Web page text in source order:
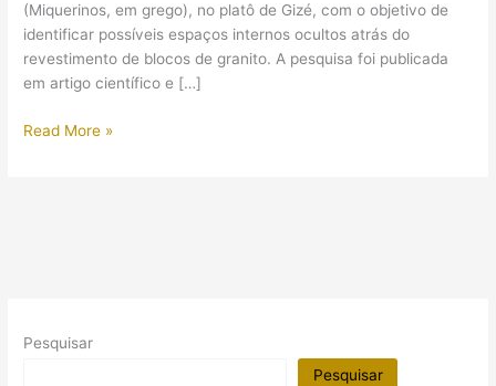
(Miquerinos, em grego), no platô de Gizé, com o objetivo de
identificar possíveis espaços internos ocultos atrás do
revestimento de blocos de granito. A pesquisa foi publicada
em artigo científico e […]
Cientistas
(Miquerinos)!?
Read More »
Pesquisar
Pesquisar